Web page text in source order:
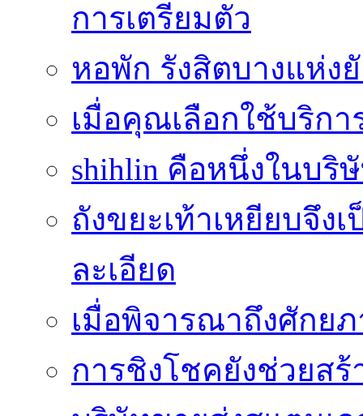
การเตรียมตัว
หอพัก รังสิตบางแห่ง
เมื่อคุณเลือกใช้บริก
shihlin คือหนึ่งในบริ
ถังขยะเท้าเหยียบจึง
ละเอียด
เมื่อพิจารณาถึงศักย
การชิงโชคยังช่วยส